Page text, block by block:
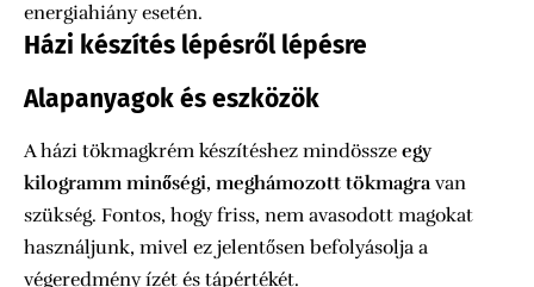
energiahiány esetén.
Házi készítés lépésről lépésre
Alapanyagok és eszközök
A házi tökmagkrém készítéshez mindössze egy
kilogramm minőségi, meghámozott tökmagravan
szükség. Fontos, hogy friss, nem avasodott magokat
használjunk, mivel ez jelentősen befolyásolja a
végeredmény ízét és tápértékét.